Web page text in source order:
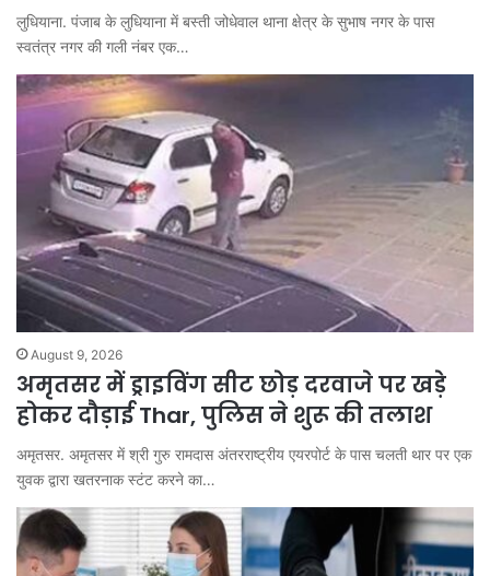
लुधियाना. पंजाब के लुधियाना में बस्ती जोधेवाल थाना क्षेत्र के सुभाष नगर के पास
स्वतंत्र नगर की गली नंबर एक…
August 9, 2026
अमृतसर में ड्राइविंग सीट छोड़ दरवाजे पर खड़े
होकर दौड़ाई Thar, पुलिस ने शुरू की तलाश
अमृतसर. अमृतसर में श्री गुरु रामदास अंतरराष्ट्रीय एयरपोर्ट के पास चलती थार पर एक
युवक द्वारा खतरनाक स्टंट करने का…